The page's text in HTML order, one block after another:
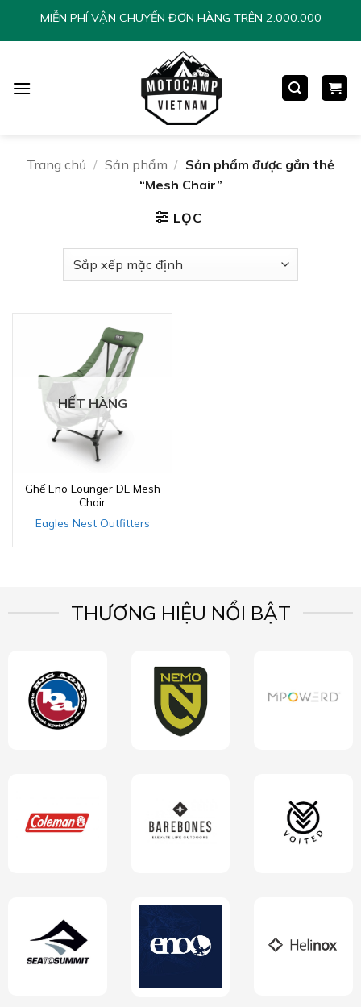
ChuyểnMIỄN PHÍ VẬN CHUYỂN ĐƠN HÀNG TRÊN 2.000.000
Trang chủ / Sản phẩm / Sản phẩm được gắn thẻ
“Mesh Chair”
LỌC
HẾT HÀNG
Ghế Eno Lounger DL Mesh
Chair
Eagles Nest Outfitters
THƯƠNG HIỆU NỔI BẬT